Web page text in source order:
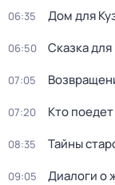
06:35 Дом для
06:50 Сказка
07:05
07:20 Кто
08:35 Тайны
09:05 Диалоги о